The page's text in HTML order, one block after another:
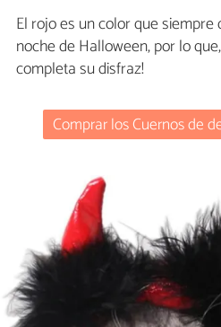
El rojo es un color que
noche de Halloween, por lo
completa su disfraz!
Comprar los Cuernos de